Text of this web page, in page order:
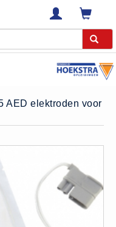
AED elektroden voor